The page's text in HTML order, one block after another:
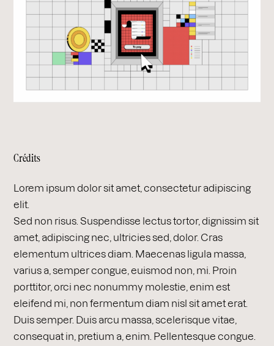
Crédits
Lorem ipsum dolor sit amet, consectetur adipiscing
elit.
Sed non risus. Suspendisse lectus tortor, dignissim sit
amet, adipiscing nec, ultricies sed, dolor. Cras
elementum ultrices diam. Maecenas ligula massa,
varius a, semper congue, euismod non, mi. Proin
porttitor, orci nec nonummy molestie, enim est
eleifend mi, non fermentum diam nisl sit amet erat.
Duis semper. Duis arcu massa, scelerisque vitae,
consequat in, pretium a, enim. Pellentesque congue.